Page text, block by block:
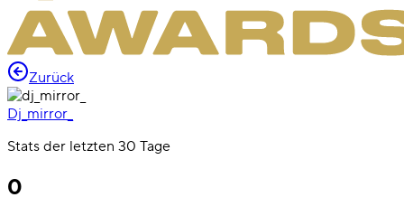
Zurück
Dj_mirror_
Stats der letzten 30 Tage
0